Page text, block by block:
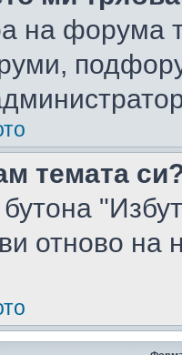
на форума
темата
бутона
отново на